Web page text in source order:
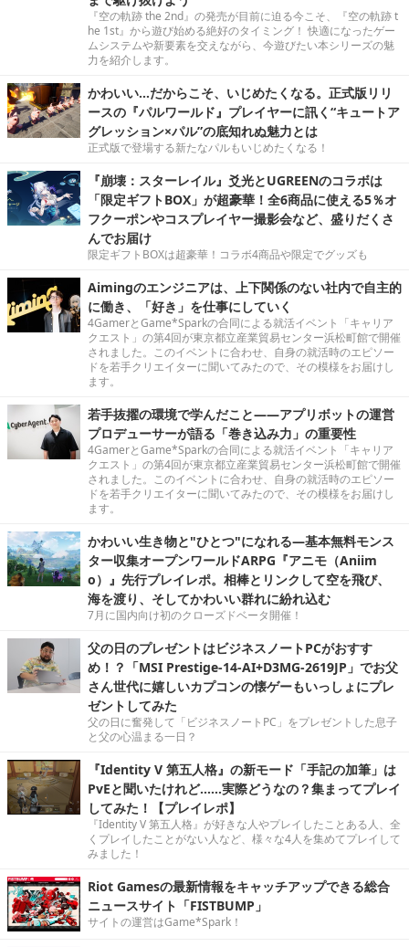
『空の軌跡 the 2nd』の発売が目前に迫る今こそ、『空の軌跡 t
he 1st』から遊び始める絶好のタイミング！ 快適になったゲー
ムシステムや新要素を交えながら、今遊びたい本シリーズの魅
力を紹介します。
かわいい…だからこそ、いじめたくなる。正式版リリ
ースの『パルワールド』プレイヤーに訊く“キュートア
グレッション×パル”の底知れぬ魅力とは
正式版で登場する新たなパルもいじめたくなる！
『崩壊：スターレイル』爻光とUGREENのコラボは
「限定ギフトBOX」が超豪華！全6商品に使える5％オ
フクーポンやコスプレイヤー撮影会など、盛りだくさ
んでお届け
限定ギフトBOXは超豪華！コラボ4商品や限定でグッズも
Aimingのエンジニアは、上下関係のない社内で自主的
に働き、「好き」を仕事にしていく
4GamerとGame*Sparkの合同による就活イベント「キャリア
クエスト」の第4回が東京都立産業貿易センター浜松町館で開催
されました。このイベントに合わせ、自身の就活時のエピソー
ドを若手クリエイターに聞いてみたので、その模様をお届けし
ます。
若手抜擢の環境で学んだこと――アプリボットの運営
プロデューサーが語る「巻き込み力」の重要性
4GamerとGame*Sparkの合同による就活イベント「キャリア
クエスト」の第4回が東京都立産業貿易センター浜松町館で開催
されました。このイベントに合わせ、自身の就活時のエピソー
ドを若手クリエイターに聞いてみたので、その模様をお届けし
ます。
かわいい生き物と"ひとつ"になれる―基本無料モンス
ター収集オープンワールドARPG『アニモ（Aniim
o）』先行プレイレポ。相棒とリンクして空を飛び、
海を渡り、そしてかわいい群れに紛れ込む
7月に国内向け初のクローズドベータ開催！
父の日のプレゼントはビジネスノートPCがおすす
め！？「MSI Prestige-14-AI+D3MG-2619JP」でお父
さん世代に嬉しいカプコンの懐ゲーもいっしょにプレ
ゼントしてみた
父の日に奮発して「ビジネスノートPC」をプレゼントした息子
と父の心温まる一日？
『Identity V 第五人格』の新モード「手記の加筆」は
PvEと聞いたけれど……実際どうなの？集まってプレイ
してみた！【プレイレポ】
『Identity V 第五人格』が好きな人やプレイしたことある人、全
くプレイしたことがない人など、様々な4人を集めてプレイして
みました！
Riot Gamesの最新情報をキャッチアップできる総合
ニュースサイト「FISTBUMP」
サイトの運営はGame*Spark！